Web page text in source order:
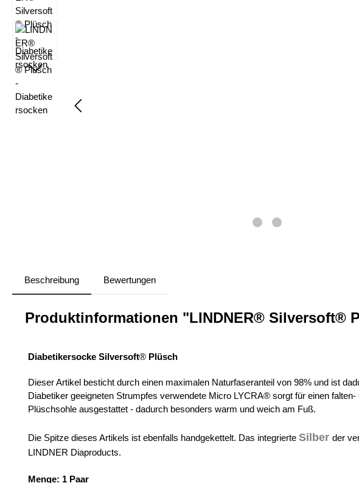
Beschreibung Bewertungen
Produktinformationen "LINDNER® Silversoft®
Diabetikersocke Silversoft® Plüsch
Dieser Artikel besticht durch einen maximalen Naturfaseranteil von 98% und ist
Diabetiker geeigneten Strumpfes verwendete Micro LYCRA® sorgt für einen
Plüschsohle ausgestattet - dadurch besonders warm und weich am Fuß.
Die Spitze dieses Artikels ist ebenfalls handgekettelt. Das integrierte Silber der
LINDNER Diaproducts.
Menge: 1 Paar